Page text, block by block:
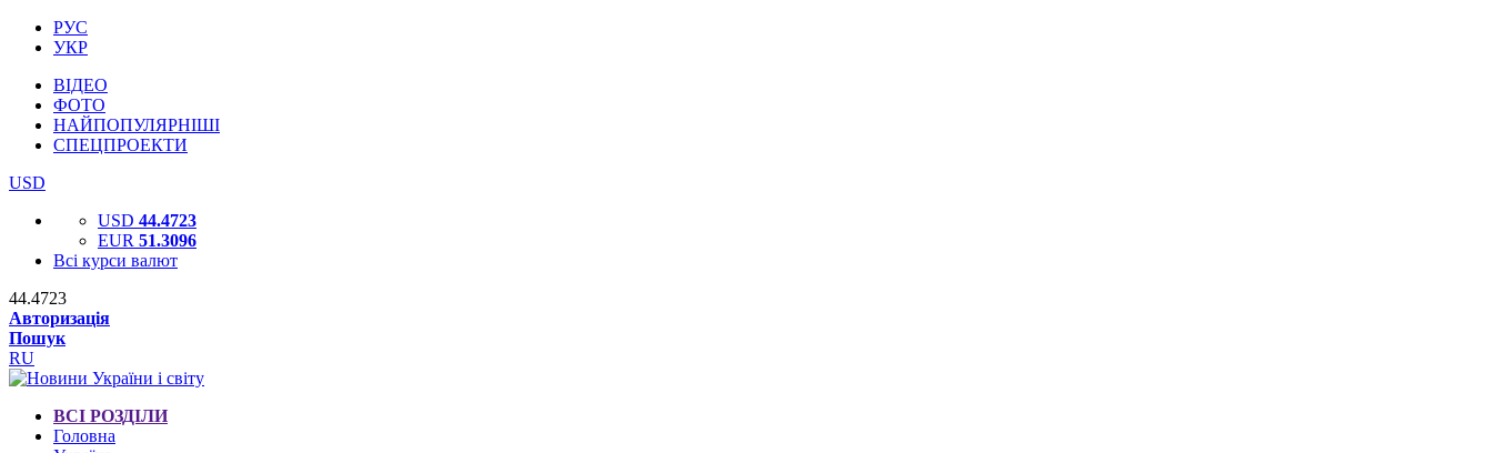
РУС
УКР
ВІДЕО
ФОТО
НАЙПОПУЛЯРНІШІ
СПЕЦПРОЕКТИ
USD
USD 44.4723
EUR 51.3096
Всі курси валют
44.4723
Авторизація
Пошук
RU
ВСІ РОЗДІЛИ
Головна